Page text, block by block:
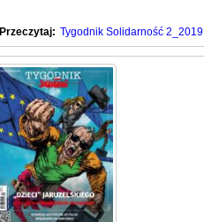
Przeczytaj: Tygodnik Solidarność 2_2019